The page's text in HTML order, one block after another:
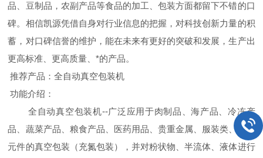
品、豆制品，农副产品等食品的加工、包装方面都留下不错的口
碑。相信凯源凭借自身对行业信息的把握，对科技创新力量的积
蓄，对口碑信誉的维护，能在未来有更好的突破和发展，生产出
更高标准、更高质量、*的产品。
推荐产品：全自动真空包装机
功能介绍：
全自动真空包装机--广泛应用于肉制品、海产品、冷冻产
品、蔬菜产品、粮食产品、医药用品、贵重金属、服装类、电子
元件的真空包装（充氮包装），并对粉状物、半流体、液体进行